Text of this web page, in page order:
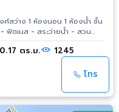
ศ์สว่าง 1 ห้องนอน 1 ห้องน้ำ ชั้น
นที่ใกล้เคียง -
ษฎร์ - ม.เทคโนโลยี
ตร.ม. 1245
โทร